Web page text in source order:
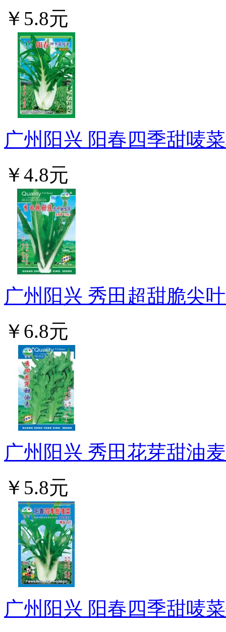
￥5.8元
广州阳兴 阳春四季甜唛
￥4.8元
广州阳兴 秀田超甜脆尖
￥6.8元
广州阳兴 秀田花芽甜油
￥5.8元
广州阳兴 阳春四季甜唛